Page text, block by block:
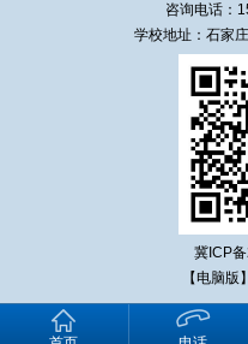
咨询电话：
学校地址：石家
冀ICP
【电脑版】